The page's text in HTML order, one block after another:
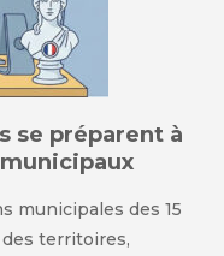
se préparent à
municipales des 15
des territoires,